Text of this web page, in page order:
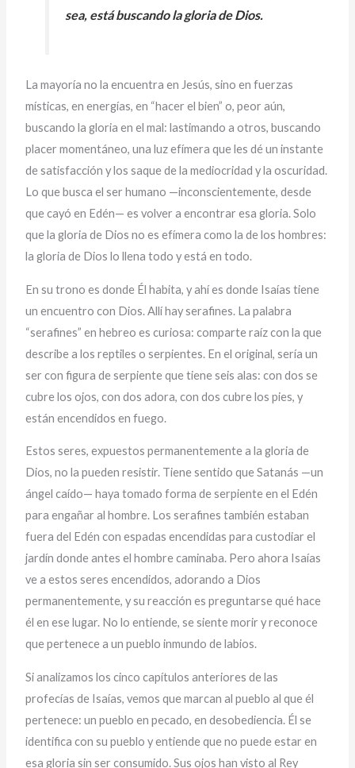
sea, está buscando la gloria de Dios.
La mayoría no la encuentra en Jesús, sino en fuerzas
místicas, en energías, en “hacer el bien” o, peor aún,
buscando la gloria en el mal: lastimando a otros, buscando
placer momentáneo, una luz efímera que les dé un instante
de satisfacción y los saque de la mediocridad y la oscuridad.
Lo que busca el ser humano —inconscientemente, desde
que cayó en Edén— es volver a encontrar esa gloria. Solo
que la gloria de Dios no es efímera como la de los hombres:
la gloria de Dios lo llena todo y está en todo.
En su trono es donde Él habita, y ahí es donde Isaías tiene
un encuentro con Dios. Allí hay serafines. La palabra
“serafines” en hebreo es curiosa: comparte raíz con la que
describe a los reptiles o serpientes. En el original, sería un
ser con figura de serpiente que tiene seis alas: con dos se
cubre los ojos, con dos adora, con dos cubre los pies, y
están encendidos en fuego.
Estos seres, expuestos permanentemente a la gloria de
Dios, no la pueden resistir. Tiene sentido que Satanás —un
ángel caído— haya tomado forma de serpiente en el Edén
para engañar al hombre. Los serafines también estaban
fuera del Edén con espadas encendidas para custodiar el
jardín donde antes el hombre caminaba. Pero ahora Isaías
ve a estos seres encendidos, adorando a Dios
permanentemente, y su reacción es preguntarse qué hace
él en ese lugar. No lo entiende, se siente morir y reconoce
que pertenece a un pueblo inmundo de labios.
Si analizamos los cinco capítulos anteriores de las
profecías de Isaías, vemos que marcan al pueblo al que él
pertenece: un pueblo en pecado, en desobediencia. Él se
identifica con su pueblo y entiende que no puede estar en
esa gloria sin ser consumido. Sus ojos han visto al Rey